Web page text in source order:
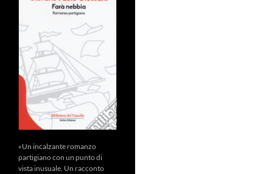
«Un incalzante romanzo
partigiano con un punto di
vista inusuale. Un racconto